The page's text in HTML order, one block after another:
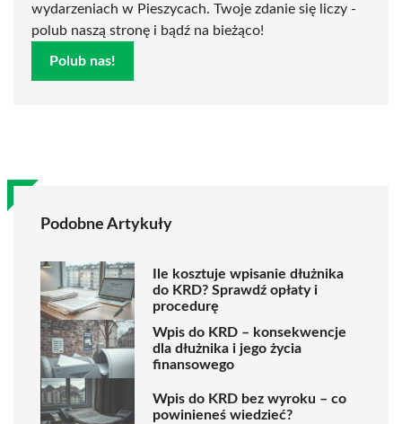
wydarzeniach w Pieszycach. Twoje zdanie się liczy -
polub naszą stronę i bądź na bieżąco!
Polub nas!
Podobne Artykuły
Ile kosztuje wpisanie dłużnika
do KRD? Sprawdź opłaty i
procedurę
Wpis do KRD – konsekwencje
dla dłużnika i jego życia
finansowego
Wpis do KRD bez wyroku – co
powinieneś wiedzieć?